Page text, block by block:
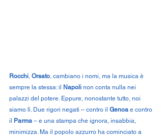
Rocchi, Orsato, cambiano i nomi, ma la musica è
sempre la stessa: il
Napoli non conta nulla nei
palazzi del potere. Eppure, nonostante tutto, noi
siamo lì. Due rigori negati – contro il Genoa e contro
il
Parma – e una stampa che ignora, insabbia,
minimizza. Ma il popolo azzurro ha cominciato a